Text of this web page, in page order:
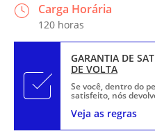
Carga Horária
120 horas
GARANTIA DE
DE VOLTA
Se você, dentro do
satisfeito, nós
Veja as regras